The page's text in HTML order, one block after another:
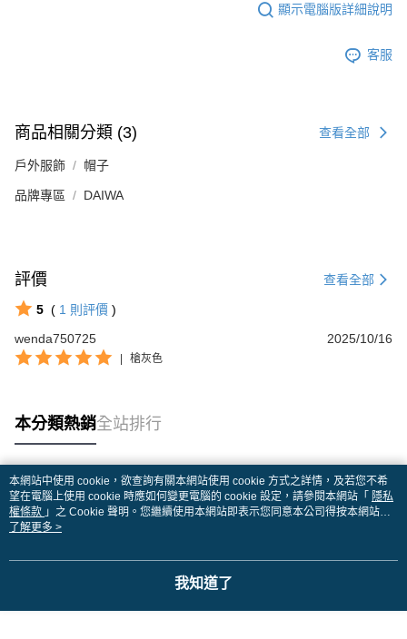
顯示電腦版詳細說明
客服
商品相關分類 (3) 查看全部
戶外服飾 帽子
品牌專區 DAIWA
評價 查看全部
5 ( 1 則評價 )
wenda750725
2025/10/16
| 槍灰色
本分類熱銷全站排行
熱門標籤
本網站中使用 cookie，欲查詢有關本網站使用 cookie 方式之詳情，及若您不希
望在電腦上使用 cookie 時應如何變更電腦的 cookie 設定，請參閱本網站「 隱私
權條款 」之 Cookie 聲明。您繼續使用本網站即表示您同意本公司得按本網站使
用條款之 Cookie 聲明使用 cookie。
了解更多 >
我知道了